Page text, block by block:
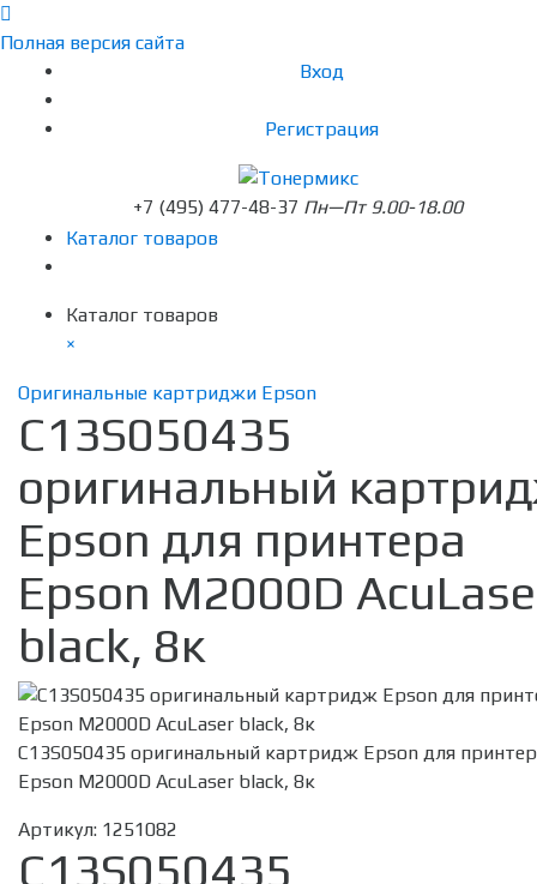
Полная версия сайта
Вход
Регистрация
+7 (495) 477-48-37 Пн—Пт 9.00-18.00
Каталог товаров
Каталог товаров
×
Оригинальные картриджи Epson
C13S050435
оригинальный
Epson для принтера
Epson M2000D
black, 8к
C13S050435 оригинальный картридж Epson для
Epson M2000D AcuLaser black, 8к
Артикул: 1251082
C13S050435